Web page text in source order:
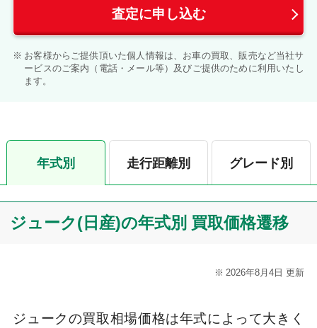
査定に申し込む
お客様からご提供頂いた個人情報は、お車の買取、販売など当社サ
ービスのご案内（電話・メール等）及びご提供のために利用いたし
ます。
年式別 走行距離別 グレード別
ジューク(日産)の年式別 買取価格遷移
2026年8月4日 更新
ジュークの買取相場価格は年式によって大きく